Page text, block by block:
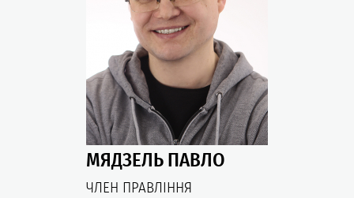
МЯДЗЕЛЬ ПАВЛО
ЧЛЕН ПРАВЛІННЯ